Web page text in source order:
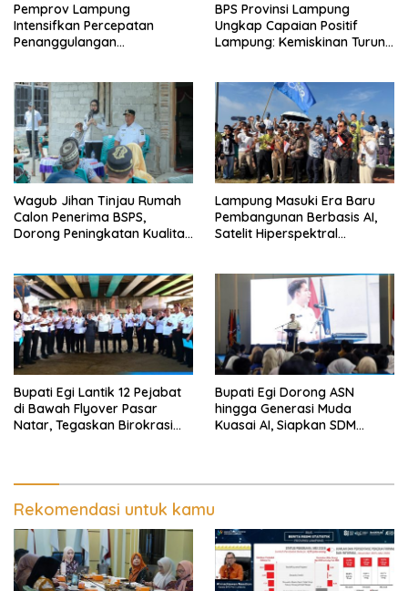
Pemprov Lampung
Intensifkan Percepatan
Penanggulangan
BPS Provinsi Lampung
Ungkap Capaian Positif
Lampung: Kemiskinan Turun,
Wagub Jihan Tinjau Rumah
Calon Penerima BSPS,
Dorong Peningkatan Kualitas
Lampung Masuki Era Baru
Pembangunan Berbasis AI,
Satelit Hiperspektral
Bupati Egi Lantik 12 Pejabat
di Bawah Flyover Pasar
Natar, Tegaskan Birokrasi
Bupati Egi Dorong ASN
hingga Generasi Muda
Kuasai AI, Siapkan SDM
Rekomendasi untuk kamu